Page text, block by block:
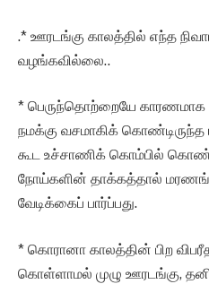
.* ஊரடங்கு காலத்தில் எந்த
வழங்கவில்லை..
* பெருந்தொற்றையே
நமக்கு வசமாகிக் கொண்டிருந்த
கூட உச்சாணிக் கொம்பில்
நோய்களின் தாக்கத்தால்
வேடிக்கைப் பார்ப்பது.
* கொரானா காலத்தின் பிற
கொள்ளாமல் முழு ஊரடங்கு,